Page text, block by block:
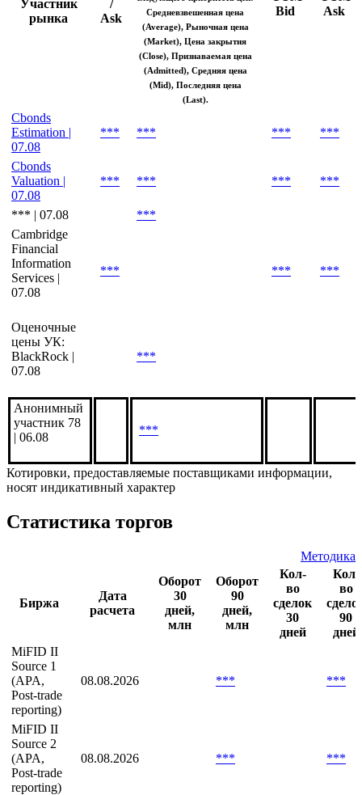
Участник
рынка
/
Ask
Средневзвешенная цена
(Average), Рыночная цена
(Market), Цена закрытия
(Close), Признаваемая цена
(Admitted), Средняя цена
(Mid), Последняя цена
(Last).
Bid
Ask
Cbonds
Estimation |
07.08
*** *** *** ***
Cbonds
Valuation |
07.08
*** *** *** ***
*** | 07.08
***
Cambridge
Financial
Information
Services |
07.08
*** *** ***
Оценочные
цены УК:
BlackRock |
07.08
***
Анонимный
участник 78
| 06.08
***
Котировки, предоставляемые поставщиками информации,
носят индикативный характер
Статистика торгов
Методика
Биржа
Дата
расчета
Оборот
30
дней,
млн
Оборот
90
дней,
млн
Кол-
во
сделок
30
дней
Кол-
во
90
дней
MiFID II
Source 1
(APA,
Post-trade
reporting)
08.08.2026 *** ***
MiFID II
Source 2
(APA,
Post-trade
reporting)
08.08.2026 *** ***